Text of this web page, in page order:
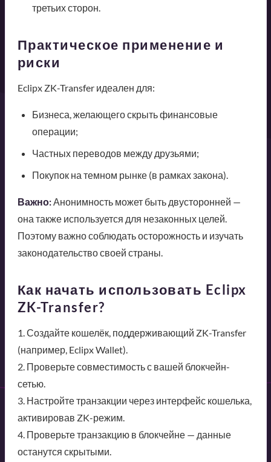
третьих сторон.
Практическое применение и
риски
Eclipx ZK-Transfer идеален для:
Бизнеса, желающего скрыть финансовые
операции;
Частных переводов между друзьями;
Покупок на темном рынке (в рамках закона).
Важно:Анонимность может быть двусторонней —
она также используется для незаконных целей.
Поэтому важно соблюдать осторожность и изучать
законодательство своей страны.
Как начать использовать Eclipx
ZK-Transfer?
1. Создайте кошелёк, поддерживающий ZK-Transfer
(например, Eclipx Wallet).
2. Проверьте совместимость с вашей блокчейн-
сетью.
3. Настройте транзакции через интерфейс кошелька,
активировав ZK-режим.
4. Проверьте транзакцию в блокчейне — данные
останутся скрытыми.